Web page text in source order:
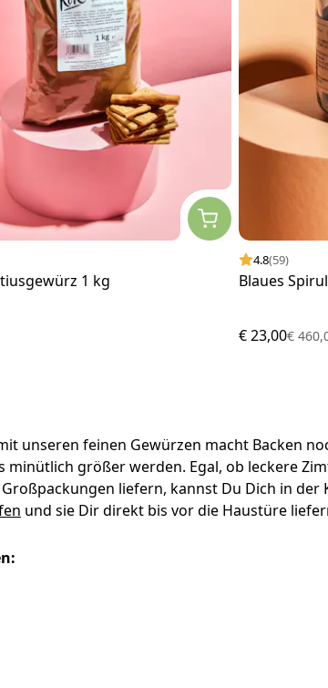
1 kg
4.8(59)
Blaues
€ 23,00€
unseren feinen Gewürzen macht Backen
größer werden. Egal, ob leckere
liefern, kannst Du Dich in
und sie Dir direkt bis vor die Haustüre